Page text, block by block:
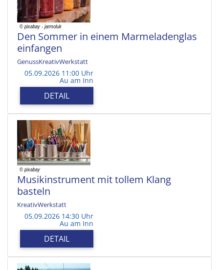
Den Sommer in einem Marmeladenglas
einfangen
GenussKreativWerkstatt
05.09.2026 11:00 Uhr
Au am Inn
DETAIL
Musikinstrument mit tollem Klang
basteln
KreativWerkstatt
05.09.2026 14:30 Uhr
Au am Inn
DETAIL